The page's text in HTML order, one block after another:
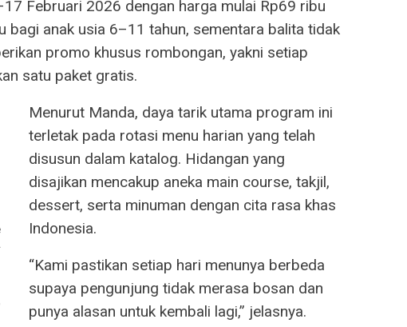
Februari 2026 dengan harga mulai Rp69 ribu
bagi anak usia 6–11 tahun, sementara balita tidak
promo khusus rombongan, yakni setiap
satu paket gratis.
Menurut Manda, daya tarik utama program ini
terletak pada rotasi menu harian yang telah
disusun dalam katalog. Hidangan yang
disajikan mencakup aneka main course, takjil,
dessert, serta minuman dengan cita rasa khas
Indonesia.
“Kami pastikan setiap hari menunya berbeda
supaya pengunjung tidak merasa bosan dan
punya alasan untuk kembali lagi,” jelasnya.